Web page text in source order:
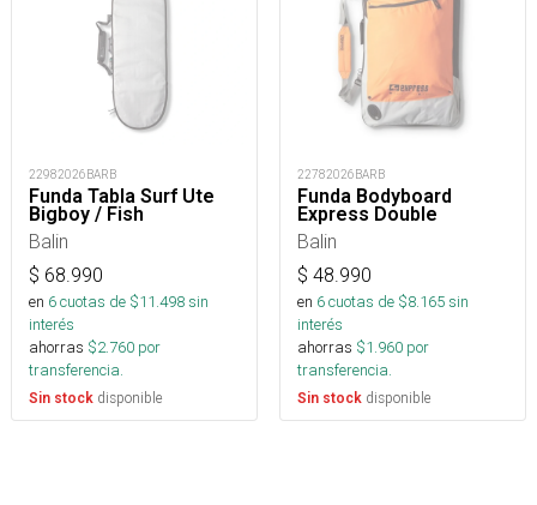
22982026BARB
Funda Tabla Surf Ute
Bigboy / Fish
Balin
$ 68.990
en 6cuotas de $11.498sin
interés
ahorras $2.760 por
transferencia.
Sin stock disponible
22782026BARB
Funda Bodyboard
Express Double
Balin
$ 48.990
en 6cuotas de $8.165sin
interés
ahorras $1.960 por
transferencia.
Sin stock disponible